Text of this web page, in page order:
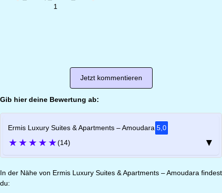
Jetzt kommentieren
Gib hier deine Bewertung ab:
Ermis Luxury Suites & Apartments – Amoudara 5,0
★★★★★(14) ▼
In der Nähe von Ermis Luxury Suites & Apartments – Amoudara findest
du: